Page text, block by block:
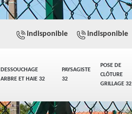
DESSOUCHAGE
ARBRE ET HAIE 32
PAYSAGISTE
32
POSE DE
CLÔTURE
GRILLAGE 32
indisponible indisponible